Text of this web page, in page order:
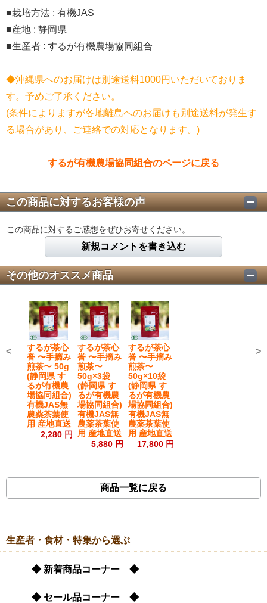
■栽培方法 : 有機JAS
■産地 : 静岡県
■生産者 : するが有機農場協同組合
◆沖縄県へのお届けは別途送料1000円いただいておりま
す。予めご了承ください。
(条件によりますが各地離島へのお届けも別途送料が発生す
る場合があり、ご連絡での対応となります。)
するが有機農場協同組合のページに戻る
この商品に対するお客様の声
この商品に対するご感想をぜひお寄せください。
新規コメントを書き込む
その他のオススメ商品
するが茶心
誉 〜手摘み
煎茶〜 50g
(静岡県 す
るが有機農
場協同組合)
有機JAS無
農薬茶葉使
用 産地直送
2,280 円
するが茶心
誉 〜手摘み
煎茶〜
50g×3袋
(静岡県 す
るが有機農
場協同組合)
有機JAS無
農薬茶葉使
用 産地直送
5,880 円
するが茶心
誉 〜手摘み
煎茶〜
50g×10袋
(静岡県 す
るが有機農
場協同組合)
有機JAS無
農薬茶葉使
用 産地直送
17,800 円
< >
商品一覧に戻る
生産者・食材・特集から選ぶ
◆ 新着商品コーナー ◆
◆ セール品コーナー ◆